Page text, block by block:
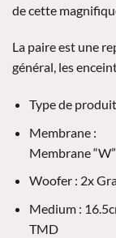
de cette
La paire est une
général, les
Type de
Membrane :
Membrane “W”
Woofer : 2x
Medium :
TMD